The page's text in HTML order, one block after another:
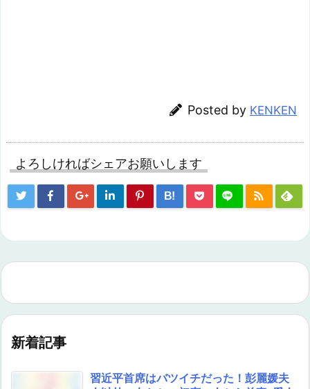
Posted by KENKEN
よろしければシェアお願いします
B!
新着記事
習近平首席はバツイチだった！彭麗媛夫